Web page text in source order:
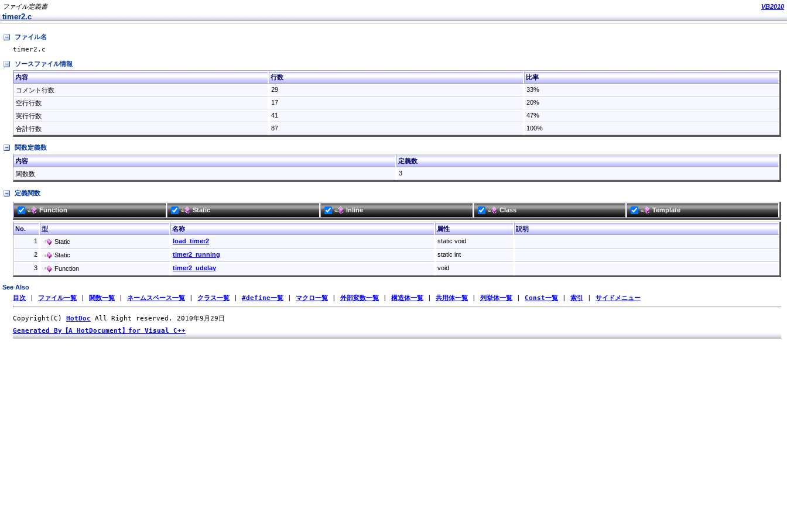
ファイル定義書 VB2010
timer2.c
ファイル名
timer2.c
ソースファイル情報
内容
行数
比率
コメント行数
29
33%
空行行数
17
20%
実行行数
41
47%
合計行数
87 100%
関数定義数
内容
定義数
関数数
3
定義関数
Function Static Inline Class Template
No. 型 名称 属性
説明
1
Static load_timer2
static void
2
Static timer2_running
static int
3
Function timer2_udelay void
See Also
目次 ファイル一覧 関数一覧 ネームスペース一覧 クラス一覧 #define一覧 マクロ一覧 外部変数一覧 構造体一覧 共用体一覧 列挙体一覧 Const一覧 索引 サイドメニュー
Copyright(C) HotDoc All Right reserved. 2010年9月29日
Generated By【A HotDocument】for Visual C++